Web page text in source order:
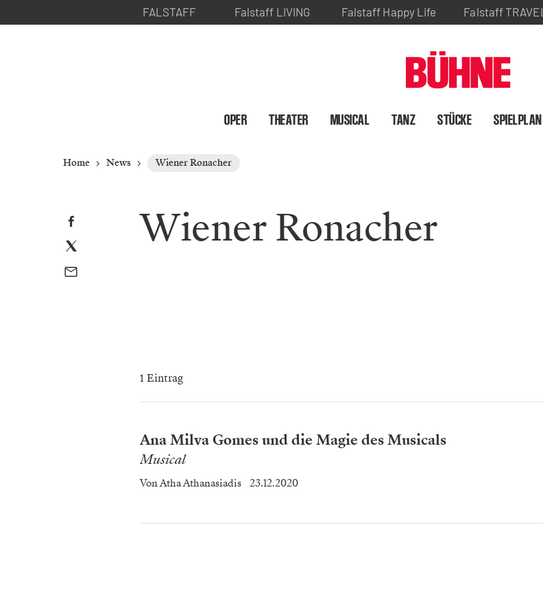
FALSTAFF Falstaff LIVING Falstaff Happy Life Falstaff TRAVEL
OPER THEATER MUSICAL TANZ STÜCKE SPIELPLAN
Home News Wiener Ronacher
Wiener Ronacher
1 Eintrag
Ana Milva Gomes und die Magie des Musicals
Musical
VonAtha Athanasiadis 23.12.2020